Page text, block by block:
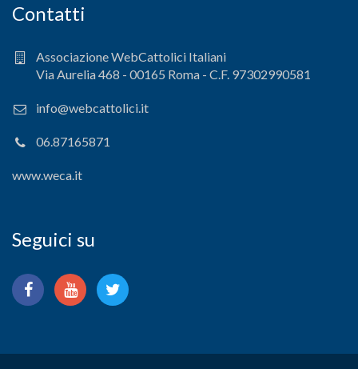
Contatti
Associazione WebCattolici Italiani
Via Aurelia 468 - 00165 Roma - C.F. 97302990581
info@webcattolici.it
06.87165871
www.weca.it
Seguici su